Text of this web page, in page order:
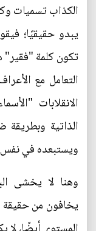
الكذاب تسميات
يبدو حقيقيًا؛
تكون كلمة "فقير"
التعامل مع
الانقلابات
الذاتية
ويستبعده في
وهنا لا يخشى
يخافون من حقيقة